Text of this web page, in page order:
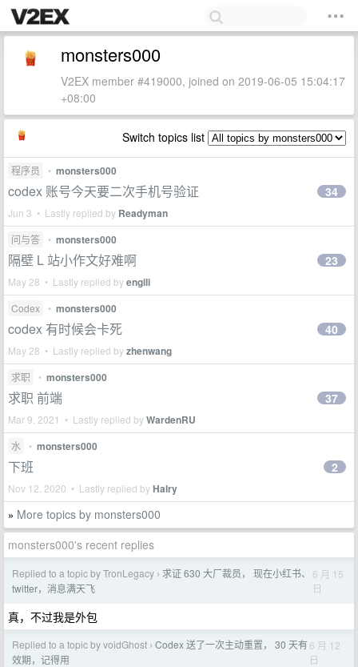
monsters000
V2EX member #419000, joined on 2019-06-05 15:04:17
+08:00
Switch topics list
程序员 • monsters000
codex 账号今天要二次手机号验证
Jun 3 • Lastly replied by Readyman
34
问与答 • monsters000
隔壁 L 站小作文好难啊
May 28 • Lastly replied byengili
23
Codex • monsters000
codex 有时候会卡死
May 28 • Lastly replied byzhenwang
40
求职 • monsters000
求职 前端
Mar 9, 2021 • Lastly replied byWardenRU
37
水 • monsters000
下班
Nov 12, 2020 • Lastly replied byHalry
2
» More topics by monsters000
monsters000's recent replies
Replied to a topic by TronLegacy › 求证 630 大厂裁员， 现在小红书、
twitter，消息满天飞
6 月 15
日
真，不过我是外包
Replied to a topic by voidGhost › Codex 送了一次主动重置， 30 天有
效期，记得用
6 月 12
日